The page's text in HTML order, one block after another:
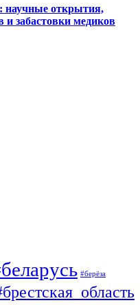
научные открытия,
забастовки медиков
#берёза